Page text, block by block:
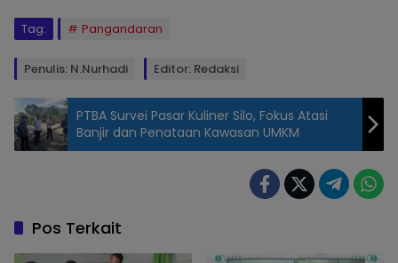
Tag: Pangandaran
Penulis: N.Nurhadi Editor: Redaksi
berkomitmen
PTBA Survei Pasar Kuliner Silo, Fokus Atasi
Banjir dan Penataan Kawasan UMKM
Pos Terkait